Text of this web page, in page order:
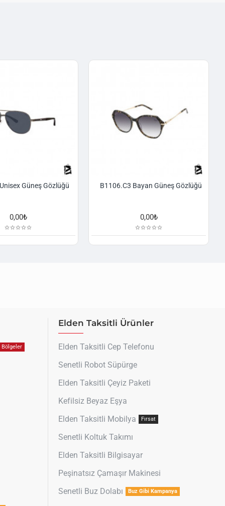
Güneş Gözlüğü
0,00₺
B1106.C3 Bayan Güneş Gözlüğü
0,00₺
Bölgeler
Elden Taksitli Ürünler
Elden Taksitli Cep Telefonu
Senetli Robot Süpürge
Elden Taksitli Çeyiz Paketi
Kefilsiz Beyaz Eşya
Elden Taksitli Mobilya
Fırsat
Senetli Koltuk Takımı
Elden Taksitli Bilgisayar
Peşinatsız Çamaşır Makinesi
Senetli Buz Dolabı
Buz Gibi Kampanya